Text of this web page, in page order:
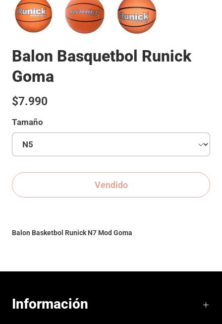
Balon Basquetbol Runick
Goma
$7.990
Tamaño
Vendido
Balon Basketbol Runick N7 Mod Goma
Información